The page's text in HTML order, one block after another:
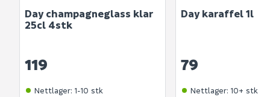
Day champagneglass klar
25cl 4stk
119
Nettlager: 1-10 stk
Day karaffel 1l
79
Nettlager:10+ stk